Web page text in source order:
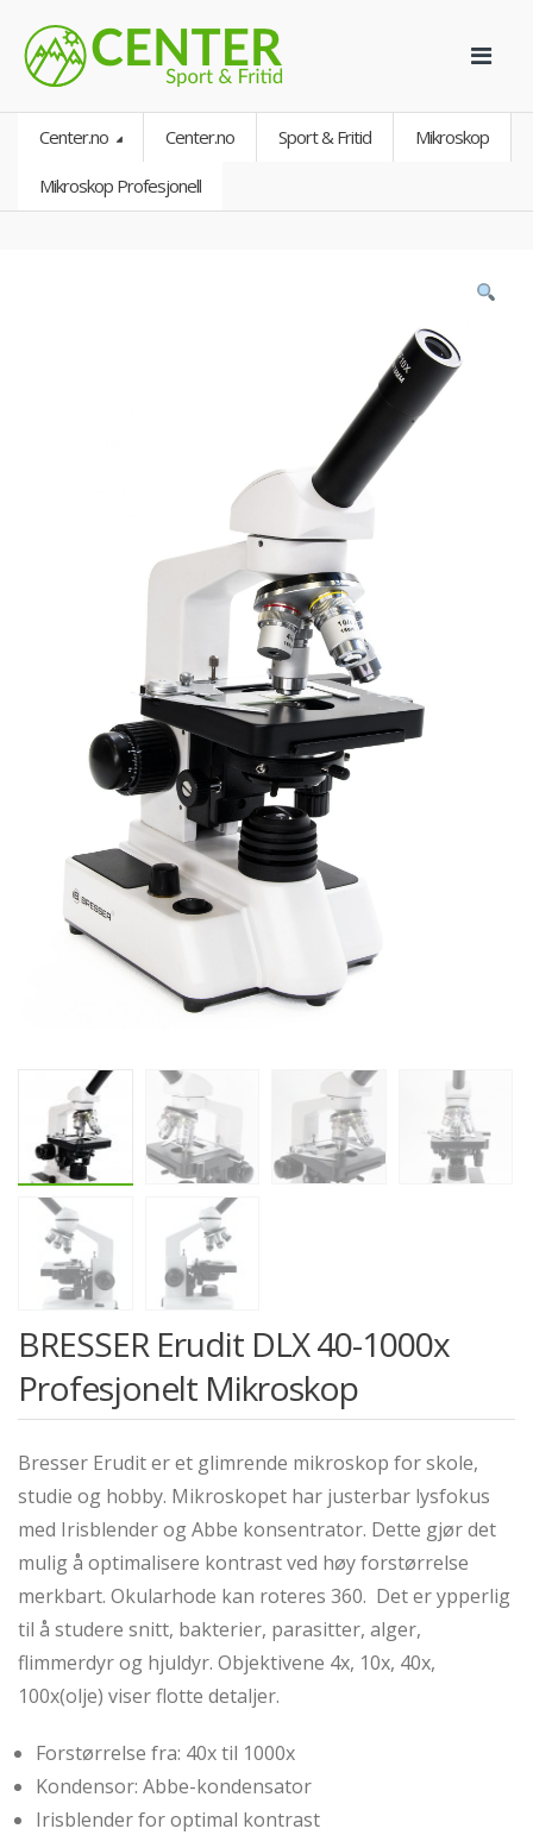
Center.no Center.no Sport & Fritid Mikroskop
Mikroskop Profesjonell
BRESSER Erudit DLX 40-1000x
Profesjonelt Mikroskop
Bresser Erudit er et glimrende mikroskop for skole,
studie og hobby. Mikroskopet har justerbar lysfokus
med Irisblender og Abbe konsentrator. Dette gjør det
mulig å optimalisere kontrast ved høy forstørrelse
merkbart. Okularhode kan roteres 360. Det er ypperlig
til å studere snitt, bakterier, parasitter, alger,
flimmerdyr og hjuldyr. Objektivene 4x, 10x, 40x,
100x(olje) viser flotte detaljer.
Forstørrelse fra: 40x til 1000x
Kondensor: Abbe-kondensator
Irisblender for optimal kontrast